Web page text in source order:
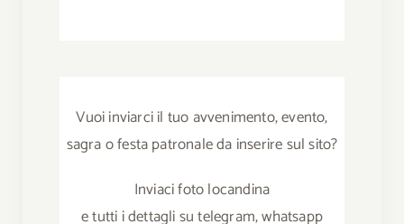
Vuoi inviarci il tuo avvenimento, evento,
sagra o festa patronale da inserire sul sito?
Inviaci foto locandina
e tutti i dettagli su telegram, whatsapp